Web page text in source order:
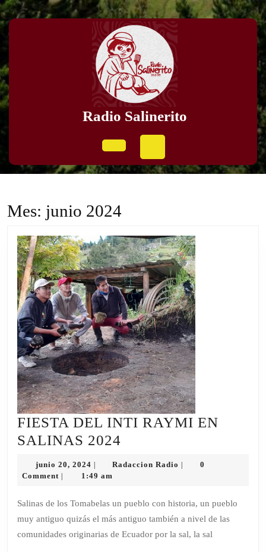
Skip
to
content
Radio Salinerito
Button
Mes: junio 2024
FIESTA DEL INTI RAYMI EN
SALINAS 2024
EN
SALINAS
junio 20, 2024 junio
20,
Radaccion Radio Radaccion
0
Comment
1:49 am
Salinas de los Tomabelas un pueblo con historia, un pueblo
muy antiguo quizás el más antiguo también a nivel de las
comunidades originarias de Ecuador por la sal, la sal